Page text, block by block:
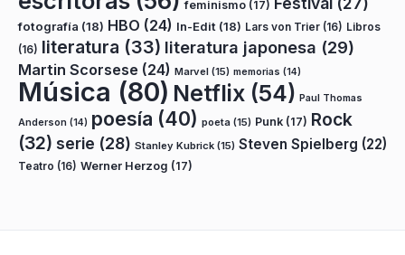
feminismo (17)
fotografía (18) HBO (24) In-Edit (18) Lars von Trier (16) Libros
(16) literatura (33) literatura japonesa (29)
Martin Scorsese (24) Marvel (15) memorias (14)
Música (80) Netflix (54) Paul Thomas
Anderson (14) poesía (40) poeta (15) Punk (17) Rock
(32) serie (28) Stanley Kubrick (15) Steven Spielberg (22)
Teatro (16) Werner Herzog (17)